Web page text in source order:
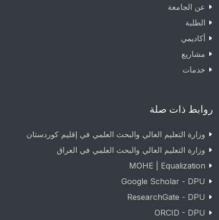
عن الجامعة
الطلبة
أكاديمي
مشاريع
خدمات
روابط ذات صلة
وزارة التعليم العالي والبحث العلمي في إقليم كوردستان
وزارة التعليم العالي والبحث العلمي في العراق
MOHE | Equalization
Google Scholar - DPU
ResearchGate - DPU
ORCID - DPU